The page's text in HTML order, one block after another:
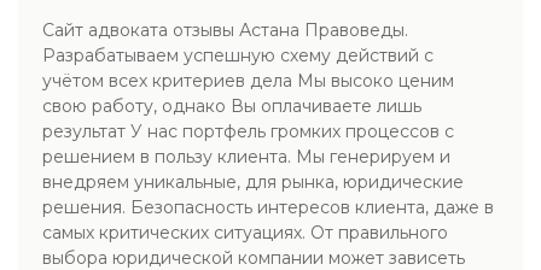
Сайт адвоката отзывы Астана Правоведы.
Разрабатываем успешную схему действий с
учётом всех критериев дела Мы высоко ценим
свою работу, однако Вы оплачиваете лишь
результат У нас портфель громких процессов с
решением в пользу клиента. Мы генерируем и
внедряем уникальные, для рынка, юридические
решения. Безопасность интересов клиента, даже в
самых критических ситуациях. От правильного
выбора юридической компании может зависеть